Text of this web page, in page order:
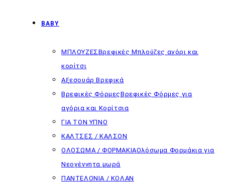
BABY
ΜΠΛΟΥΖΕΣΒρεφικές Μπλούζες αγόρι και
κορίτσι
Αξεσουάρ Βρεφικά
Βρεφικές ΦόρμεςΒρεφικές Φόρμες για
αγόρια και Κορίτσια
ΓΙΑ ΤΟΝ ΥΠΝΟ
ΚΑΛΤΣΕΣ / ΚΑΛΣΟΝ
ΟΛΟΣΩΜΑ / ΦΟΡΜΑΚΙΑΟλόσωμα Φορμάκια για
Νεογέννητα μωρά
ΠΑΝΤΕΛΟΝΙΑ / ΚΟΛΑΝ